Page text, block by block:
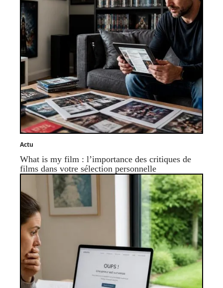
Actu
What is my film : l’importance des critiques de
films dans votre sélection personnelle